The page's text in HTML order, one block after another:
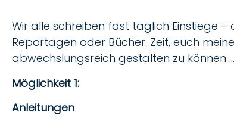
Wir alle schreiben fast täglich Einstiege
Reportagen oder Bücher. Zeit, euch
abwechslungsreich gestalten zu können …
Möglichkeit 1:
Anleitungen